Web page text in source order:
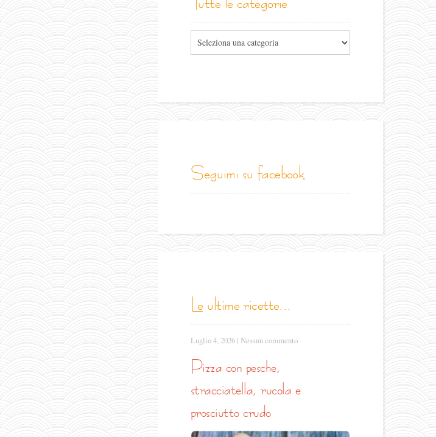
seguimi su facebook
le ultime ricette...
Luglio 4, 2026 | Nessun commento
pizza con pesche,
stracciatella, rucola e
prosciutto crudo